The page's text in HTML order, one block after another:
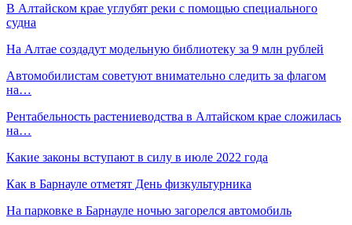
В Алтайском крае углубят реки с помощью специального
судна
На Алтае создадут модельную библиотеку за 9 млн рублей
Автомобилистам советуют внимательно следить за флагом
на…
Рентабельность растениеводства в Алтайском крае сложилась
на…
Какие законы вступают в силу в июле 2022 года
Как в Барнауле отметят День физкультурника
На парковке в Барнауле ночью загорелся автомобиль